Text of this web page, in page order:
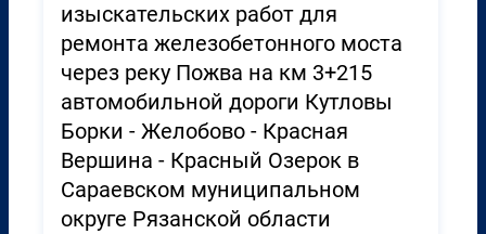
изыскательских работ для
ремонта железобетонного моста
через реку Пожва на км 3+215
автомобильной дороги Кутловы
Борки - Желобово - Красная
Вершина - Красный Озерок в
Сараевском муниципальном
округе Рязанской области